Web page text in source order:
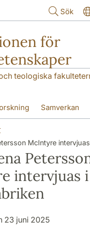
Sök
för
teologiska
Samverkan
McIntyre intervjuas i
intervjuas i
23 juni 2025